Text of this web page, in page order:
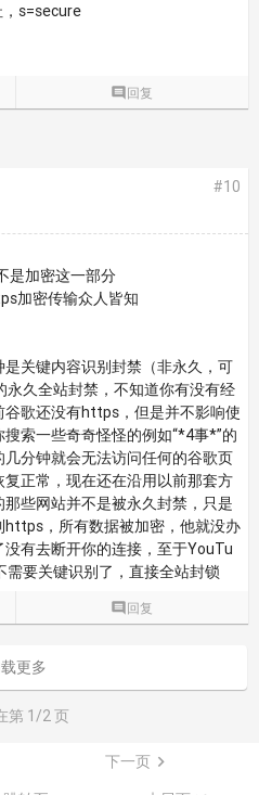
s=secure
 回复
#10
是加密这一部分
加密传输众人皆知
关键内容识别封禁（非永久，可
久全站封禁，不知道你有没有经
歌还没有https，但是并不影响使
索一些奇奇怪怪的例如“*4事*”的
分钟就会无法访问任何的谷歌页
正常，现在还在沿用以前那套方
些网站并不是被永久封禁，只是
，所有数据被加密，他就没办
有去断开你的连接，至于YouTu
要关键识别了，直接全站封锁
 回复
更多
第 1/2 页
下一页